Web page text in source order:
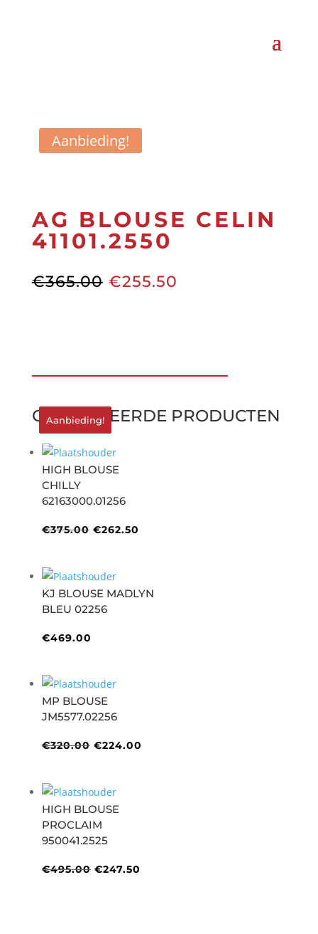
Aanbieding!
AG BLOUSE CELIN
41101.2550
€365.00 Oorspronkelijke
€255.50
GERELATEERDE PRODUCTEN
Aanbieding!
HIGH BLOUSE
CHILLY
62163000.01256
€375.00 Oorspronkelijke
€375.00.
€262.50
KJ BLOUSE MADLYN
BLEU 02256
€469.00
Aanbieding!
MP BLOUSE
JM5577.02256
€320.00 Oorspronkelijke
€320.00.
€224.00
Aanbieding!
HIGH BLOUSE
PROCLAIM
950041.2525
€495.00 Oorspronkelijke
€247.50